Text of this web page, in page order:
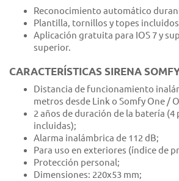
Reconocimiento automático
Plantilla, tornillos y topes
Aplicación gratuita para IOS 7 y
superior.
CARACTERÍSTICAS SIRENA
Distancia de funcionamiento
metros desde Link o Somfy One /
2 años de duración de la batería (4
incluidas);
Alarma inalámbrica de 112 dB;
Para uso en exteriores (índice de
Protección personal;
Dimensiones: 220x53 mm;